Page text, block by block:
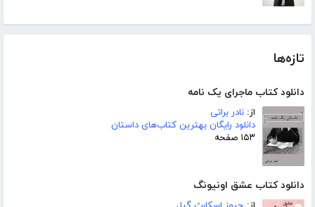
تازه‌ها
دانلود کتاب ماجرای یک نامه
از: نادر براتی
دانلود رایگان بهترین کتاب‌های داستان
۱۵۳ صفحه
دانلود کتاب عشق اونیونگ